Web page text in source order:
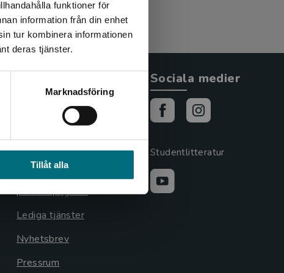
funktioner för
information från din enhet
tur kombinera informationen
deras tjänster.
Marknadsföring
Tillåt alla
Cookieinställningar
GDPR och
personuppgifter
Lediga tjänster
Nyhetsbrev
Pressrum
Sociala medier
Studentlitteratur